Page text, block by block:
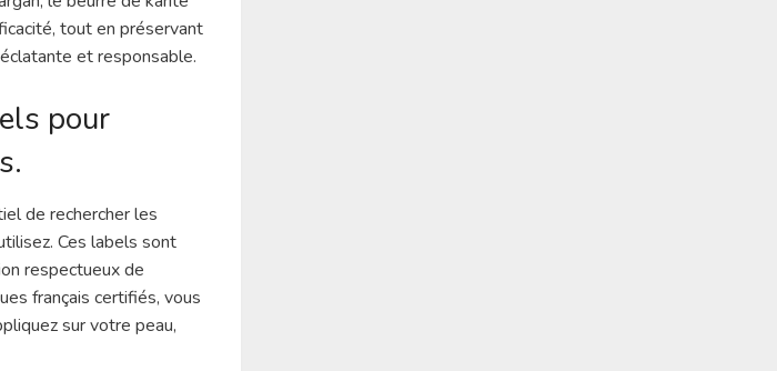
tout en préservant
et responsable.
pour
de rechercher les
Ces labels sont
respectueux de
français certifiés, vous
sur votre peau,